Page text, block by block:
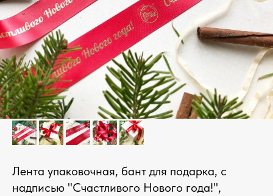
Лента упаковочная, бант для подарка, с
надписью "Счастливого Нового года!",